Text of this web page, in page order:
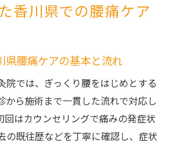
香川県での腰痛ケア
県腰痛ケアの基本と流れ
院では、ぎっくり腰をはじめとする
から施術まで一貫した流れで対応し
回はカウンセリングで痛みの発症状
の既往歴などを丁寧に確認し、症状